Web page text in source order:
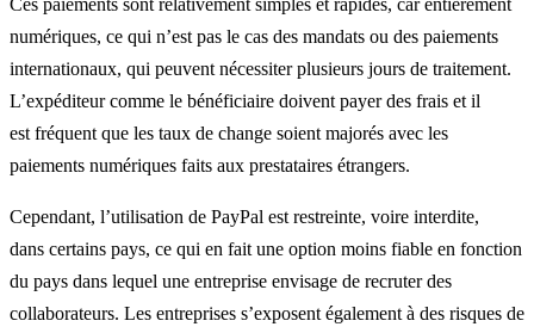
numériques, ce qui n’est pas le cas des mandats ou des paiements
internationaux, qui peuvent nécessiter plusieurs jours de traitement.
L’expéditeur comme le bénéficiaire doivent payer des frais et il
est fréquent que les taux de change soient majorés avec les
paiements numériques faits aux prestataires étrangers.
Cependant, l’utilisation de PayPal est restreinte, voire interdite,
dans certains pays, ce qui en fait une option moins fiable en fonction
du pays dans lequel une entreprise envisage de recruter des
collaborateurs. Les entreprises s’exposent également à des risques de